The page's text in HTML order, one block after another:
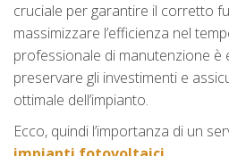
cruciale per garantire il corretto
massimizzare l’efficienza nel
professionale di manutenzione è
preservare gli investimenti e
ottimale dell’impianto.
Ecco, quindi l’importanza di un